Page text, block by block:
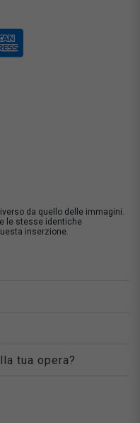
da quello delle immagini.
le stesse identiche
inserzione.
tua opera?